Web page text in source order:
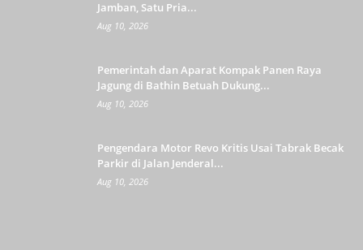
Jamban, Satu Pria...
Aug 10, 2026
Pemerintah dan Aparat Kompak Panen Raya
Jagung di Bathin Betuah Dukung...
Aug 10, 2026
Pengendara Motor Revo Kritis Usai Tabrak Becak
Parkir di Jalan Jenderal...
Aug 10, 2026